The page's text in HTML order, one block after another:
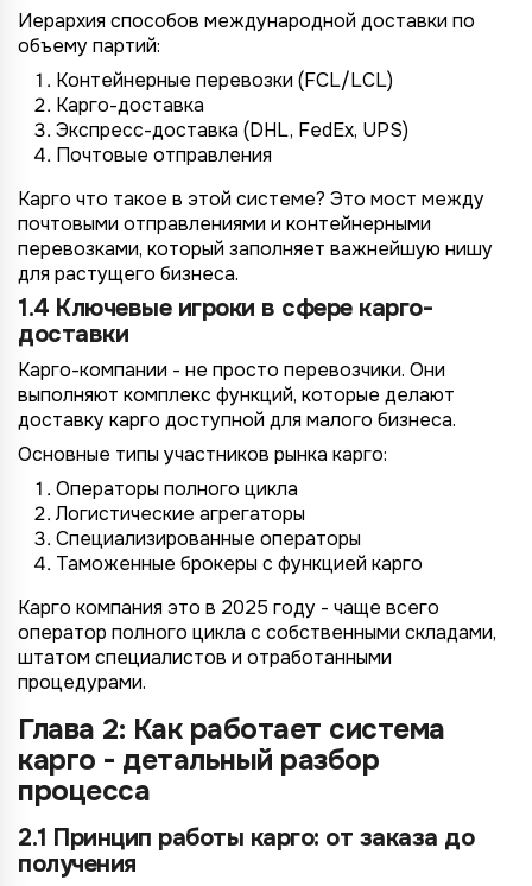
Иерархия способов международной доставки по
объему партий:
Контейнерные перевозки (FCL/LCL)
Карго-доставка
Экспресс-доставка (DHL, FedEx, UPS)
Почтовые отправления
Карго что такое в этой системе? Это мост между
почтовыми отправлениями и контейнерными
перевозками, который заполняет важнейшую нишу
для растущего бизнеса.
1.4 Ключевые игроки в сфере карго-
доставки
Карго-компании - не просто перевозчики. Они
выполняют комплекс функций, которые делают
доставку карго доступной для малого бизнеса.
Основные типы участников рынка карго:
Операторы полного цикла
Логистические агрегаторы
Специализированные операторы
Таможенные брокеры с функцией карго
Карго компания это в 2025 году - чаще всего
оператор полного цикла с собственными складами,
штатом специалистов и отработанными
процедурами.
Глава 2: Как работает система
карго - детальный разбор
процесса
2.1 Принцип работы карго: от заказа до
получения